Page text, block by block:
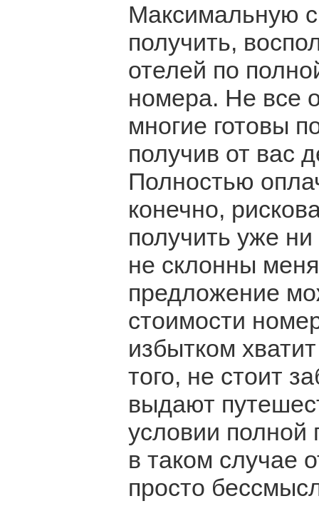
Максимальную
получить,
отелей по
номера. Не все
многие готовы
получив от вас
Полностью
конечно,
получить уже
не склонны
предложение
стоимости
избытком
того, не стоит
выдают
условии полной
в таком случае
просто